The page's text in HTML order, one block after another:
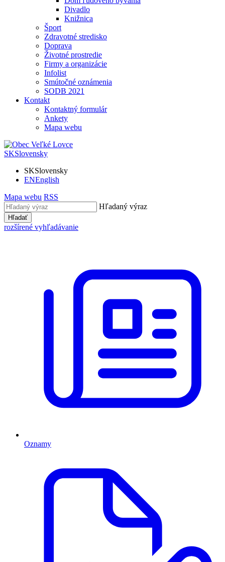
Divadlo
Knižnica
Šport
Zdravotné stredisko
Doprava
Životné prostredie
Firmy a organizácie
Infolist
Smútočné oznámenia
SODB 2021
Kontakt
Kontaktný formulár
Ankety
Mapa webu
SKSlovensky
SKSlovensky
ENEnglish
Mapa webu RSS
Hľadaný výraz
Hľadať
rozšírené vyhľadávanie
Oznamy